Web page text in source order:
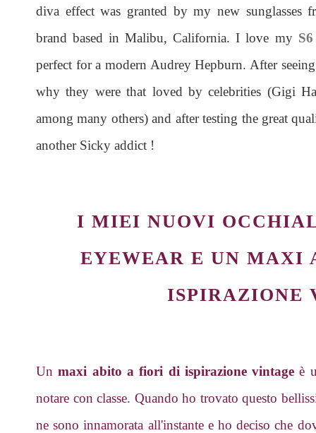
diva effect was granted by my new sunglasses
brand based in Malibu, California. I love my
perfect for a modern Audrey Hepburn. After
why they were that loved by celebrities (Gigi
among many others) and after testing the great
another Sicky addict !
I MIEI NUOVI
EYEWEAR E UN MAXI
ISPIRAZIONE
Unmaxi abito a fiori di ispirazione vintageè
notare con classe. Quando ho trovato questo
ne sono innamorata all'instante e ho deciso che